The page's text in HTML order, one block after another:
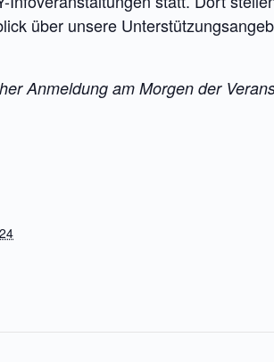
über unsere
Anmeldung am Morgen der